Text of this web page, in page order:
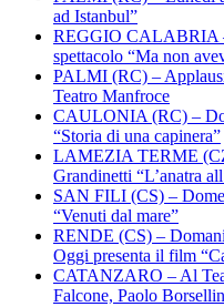
ad Istanbul”
REGGIO CALABRIA
spettacolo “Ma non
PALMI (RC) –
Teatro Manfroce
CAULONIA (RC) –
“Storia di una capinera”
LAMEZIA TERME
Grandinetti “L’anatra
SAN FILI (CS) –
“Venuti dal mare”
RENDE (CS) –
Oggi presenta il film
CATANZARO – Al
Falcone, Paolo